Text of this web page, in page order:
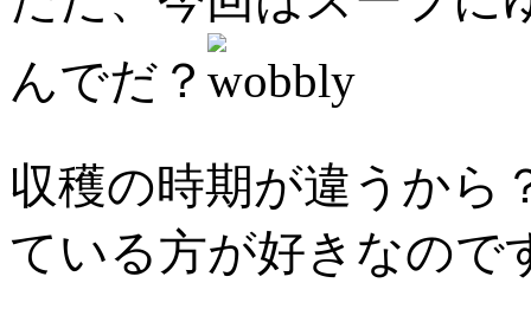
んでだ？
収穫の時期が違うから
ている方が好きなので